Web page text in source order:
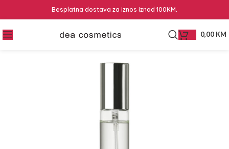
Besplatna dostava za iznos iznad 100KM.
0,00 KM